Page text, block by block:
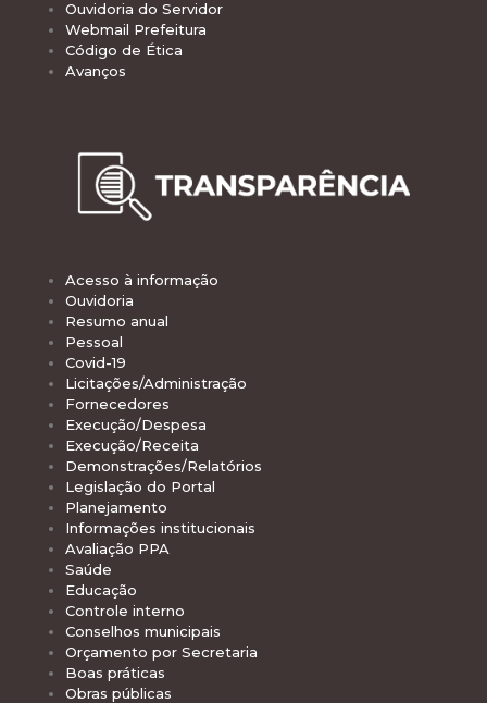
Ouvidoria do Servidor
Webmail Prefeitura
Código de Ética
Avanços
Acesso à informação
Ouvidoria
Resumo anual
Pessoal
Covid-19
Licitações/Administração
Fornecedores
Execução/Despesa
Execução/Receita
Demonstrações/Relatórios
Legislação do Portal
Planejamento
Informações institucionais
Avaliação PPA
Saúde
Educação
Controle interno
Conselhos municipais
Orçamento por Secretaria
Boas práticas
Obras públicas